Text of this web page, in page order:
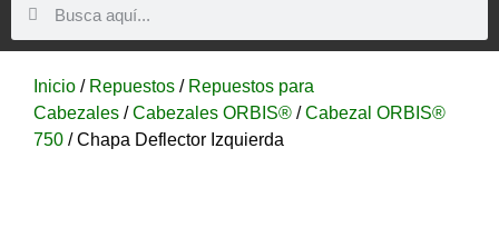
Inicio / Repuestos / Repuestos para
Cabezales /Cabezales ORBIS® /Cabezal ORBIS®
750 / Chapa Deflector Izquierda